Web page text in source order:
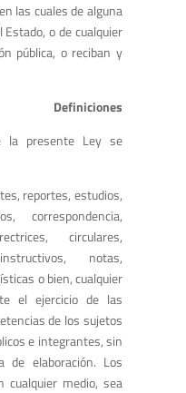
las cuales de alguna
o de cualquier
pública, o reciban y
Definiciones
la presente Ley se
reportes, estudios,
correspondencia,
circulares,
notas,
o bien, cualquier
el ejercicio de las
de los sujetos
e integrantes, sin
elaboración. Los
cualquier medio, sea